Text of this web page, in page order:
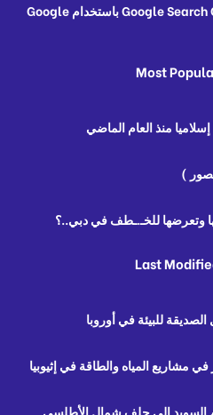
تجاوز القيود في بيانات Google Search Console باستخدام Google
Most
)
وتعرضها للخـ.ـطف في دبي..؟
Last
للبيئة في أوروبا
السويد إلى حلف شمال الأطلسي